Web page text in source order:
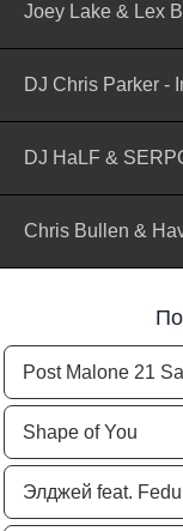
Joey Lake & Lex
DJ Chris Parker -
Chris Bullen &
Post Malone 21
Shape of You
Элджей feat.